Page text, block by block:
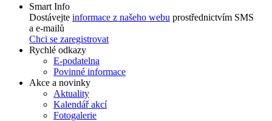
Smart Info
Dostávejte informace z našeho webu prostřednictvím SMS
a e-mailů
Chci se zaregistrovat
Rychlé odkazy
E-podatelna
Povinné informace
Akce a novinky
Aktuality
Kalendář akcí
Fotogalerie